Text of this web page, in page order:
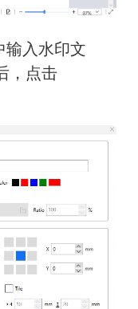
输入水印文
，点击